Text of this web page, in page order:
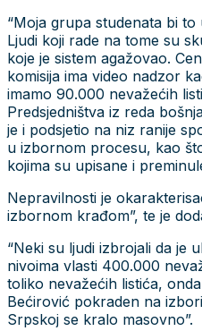
“Moja grupa studenata bi to
Ljudi koji rade na tome su
koje je sistem agažovao.
komisija ima video nadzor
imamo 90.000 nevažećih
Predsjedništva iz reda
je i podsjetio na niz ranije
u izbornom procesu, kao
kojima su upisane i
Nepravilnosti je
izbornom krađom”, te je
“Neki su ljudi izbrojali da je
nivoima vlasti 400.000
toliko nevažećih listića,
Bećirović pokraden na
Srpskoj se kralo masovno”.